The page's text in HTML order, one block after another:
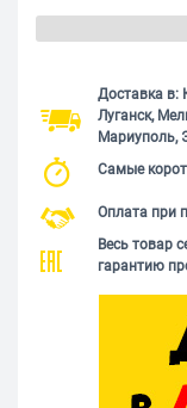
Доставка в:
Луганск,
Мариуполь,
Самые
Оплата при
Весь товар
гарантию